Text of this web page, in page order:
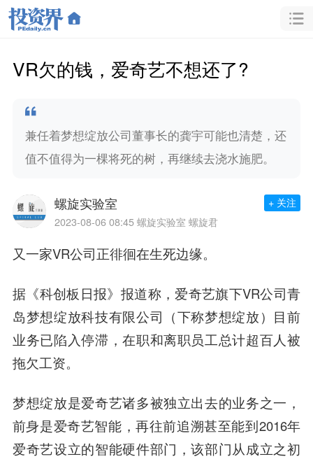
VR欠的钱，爱奇艺不想还了?
兼任着梦想绽放公司董事长的龚宇可能也清楚，还
值不值得为一棵将死的树，再继续去浇水施肥。
螺旋实验室
2023-08-06 08:45 螺旋实验室 螺旋君
+ 关注
又一家VR公司正徘徊在生死边缘。
据《科创板日报》报道称，爱奇艺旗下VR公司青
岛梦想绽放科技有限公司（下称梦想绽放）目前
业务已陷入停滞，在职和离职员工总计超百人被
拖欠工资。
梦想绽放是爱奇艺诸多被独立出去的业务之一，
前身是爱奇艺智能，再往前追溯甚至能到2016年
爱奇艺设立的智能硬件部门，该部门从成立之初